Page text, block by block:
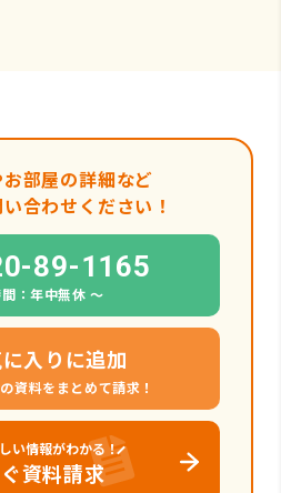
部屋の詳細など
合わせください！
89-1165
：年中無休 〜
入りに追加
資料をまとめて請求！
い情報がわかる！
資料請求